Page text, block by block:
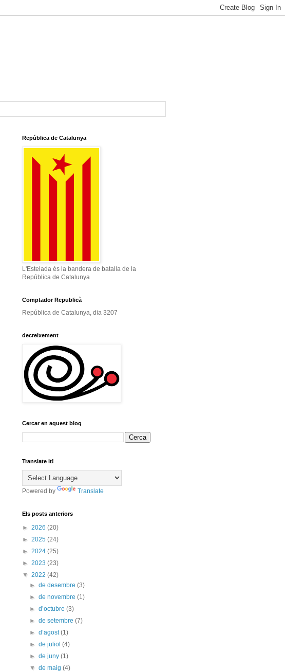
República de Catalunya
L'Estelada és la bandera de batalla de la
República de Catalunya
Comptador Republicà
República de Catalunya, dia 3207
decreixement
Cercar en aquest blog
Translate it!
Powered by Translate
Els posts anteriors
► 2026 (20)
► 2025 (24)
► 2024 (25)
► 2023 (23)
▼ 2022 (42)
►de desembre(3)
►de novembre(1)
►d’octubre(3)
►de setembre(7)
►d’agost(1)
►de juliol(4)
►de juny(1)
▼de maig(4)